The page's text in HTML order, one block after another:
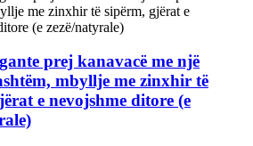
prej kanavacë me një
mbyllje me zinxhir të
e nevojshme ditore (e